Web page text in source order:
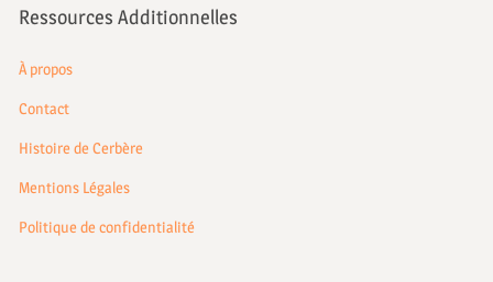
Ressources Additionnelles
À propos
Contact
Histoire de Cerbère
Mentions Légales
Politique de confidentialité